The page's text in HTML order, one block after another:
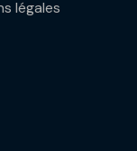
légales